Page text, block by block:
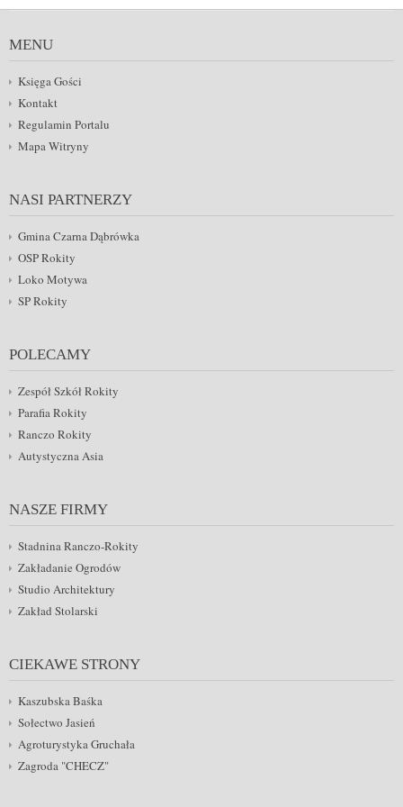
MENU
Księga Gości
Kontakt
Regulamin Portalu
Mapa Witryny
NASI PARTNERZY
Gmina Czarna Dąbrówka
OSP Rokity
Loko Motywa
SP Rokity
POLECAMY
Zespół Szkół Rokity
Parafia Rokity
Ranczo Rokity
Autystyczna Asia
NASZE FIRMY
Stadnina Ranczo-Rokity
Zakładanie Ogrodów
Studio Architektury
Zakład Stolarski
CIEKAWE STRONY
Kaszubska Baśka
Sołectwo Jasień
Agroturystyka Gruchała
Zagroda "CHECZ"